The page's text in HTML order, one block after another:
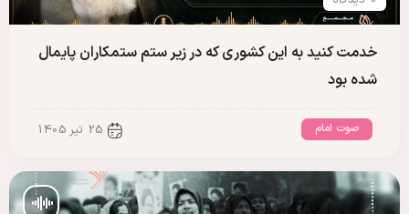
خدمت کنید به این کشوری که در زیر ستم ستمکاران پایمال
شده بود
صوت امام 25 تیر 1405